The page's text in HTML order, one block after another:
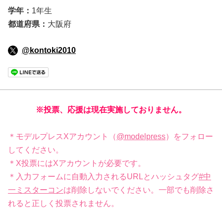
学年： 1年生
都道府県： 大阪府
@kontoki2010
※投票、応援は現在実施しておりません。
＊モデルプレスXアカウント（@modelpress）をフォロー
してください。
＊X投票にはXアカウントが必要です。
＊入力フォームに自動入力されるURLとハッシュタグ#中
一ミスターコンは削除しないでください。一部でも削除さ
れると正しく投票されません。